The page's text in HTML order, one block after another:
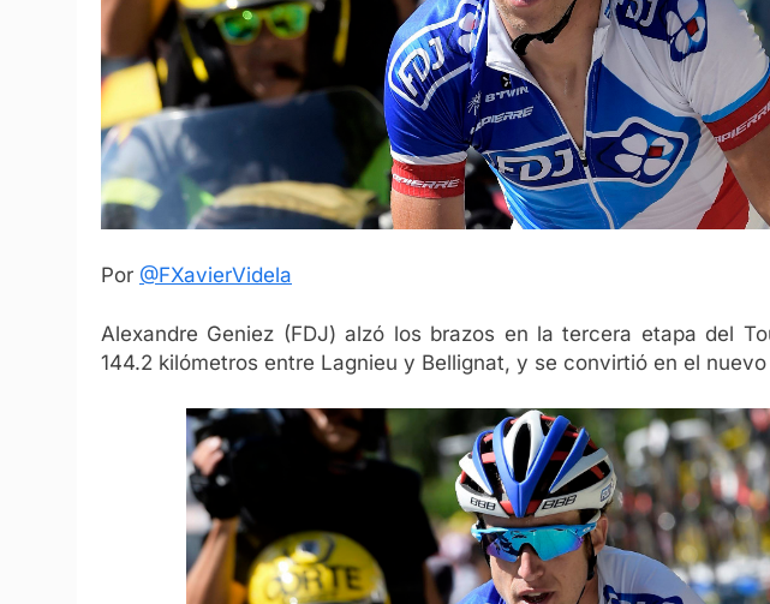
Por @FXavierVidela
Alexandre Geniez (FDJ) alzó los brazos en la tercera etapa del
144.2 kilómetros entre Lagnieu y Bellignat, y se convirtió en el